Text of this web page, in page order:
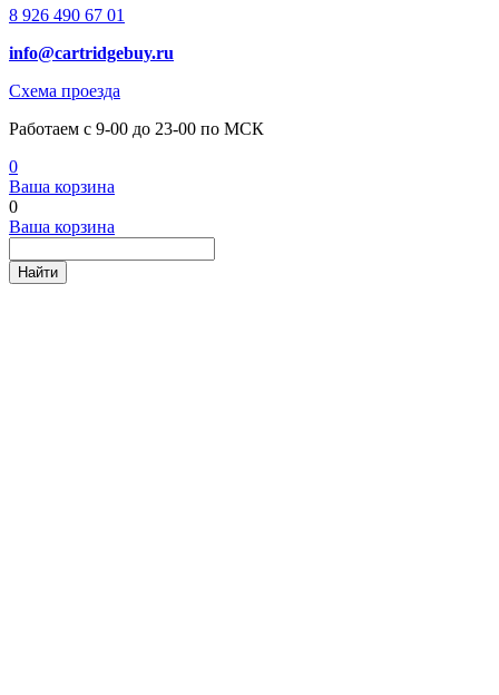
8 926 490 67 01
info@cartridgebuy.ru
Схема проезда
Работаем с 9-00 до 23-00 по МСК
0
Ваша корзина
0
Ваша корзина
Найти